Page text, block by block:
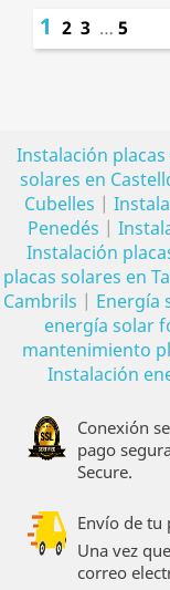
1 2 3 … 5
Instalación
solares en
Cubelles |
Penedés |
Instalación
placas solares en
Cambrils | Energía
energía solar
mantenimiento
Instalación
Conexión
pago
Secure.
Envío de tu
Una vez
correo